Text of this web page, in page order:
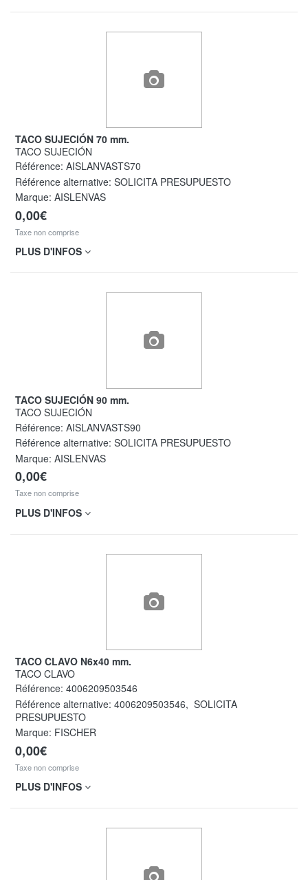
TACO SUJECIÓN 70 mm.
TACO SUJECIÓN
Référence: AISLANVASTS70
Référence alternative: SOLICITA PRESUPUESTO
Marque: AISLENVAS
0,00€
Taxe non comprise
PLUS D'INFOS
TACO SUJECIÓN 90 mm.
TACO SUJECIÓN
Référence: AISLANVASTS90
Référence alternative: SOLICITA PRESUPUESTO
Marque: AISLENVAS
0,00€
Taxe non comprise
PLUS D'INFOS
TACO CLAVO N6x40 mm.
TACO CLAVO
Référence: 4006209503546
Référence alternative: 4006209503546, SOLICITA
PRESUPUESTO
Marque: FISCHER
0,00€
Taxe non comprise
PLUS D'INFOS